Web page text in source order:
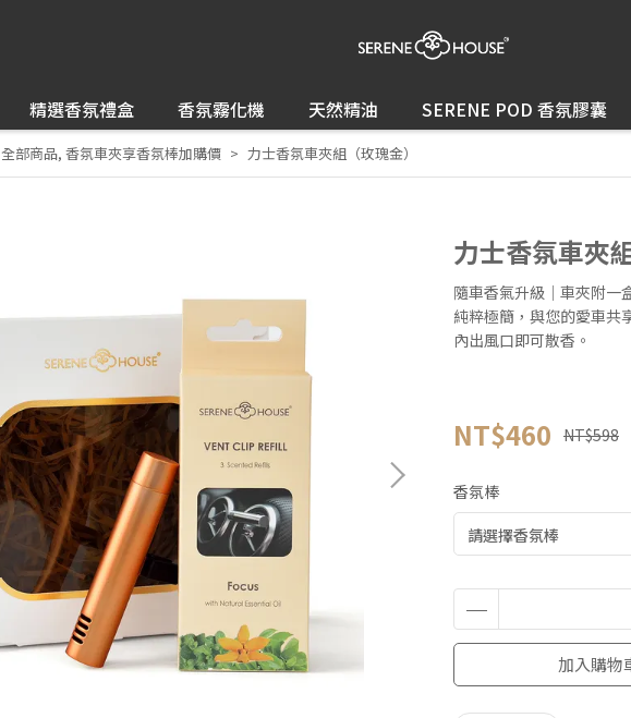
精選香氛禮盒 香氛霧化機 天然精油 SERENE POD 香氛膠囊
全部商品, 香氛車夾享香氛棒加購價 力士香氛車夾組（玫瑰金）
力士香氛車夾
隨車香氣升級｜車夾附一
純粹極簡，與您的愛車共
內出風口即可散香。
NT$460 NT$598
香氛棒
加入購物